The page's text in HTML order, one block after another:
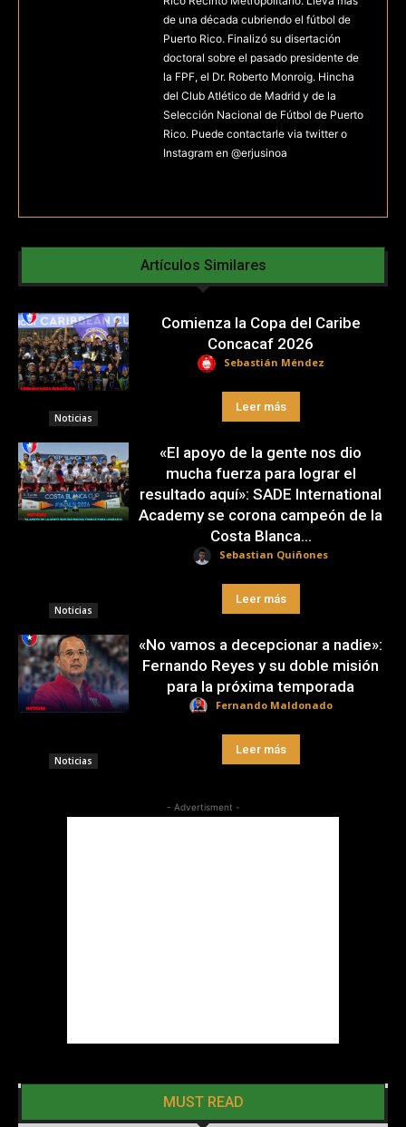
de una década cubriendo el fútbol de
Puerto Rico. Finalizó su disertación
doctoral sobre el pasado presidente de
la FPF, el Dr. Roberto Monroig. Hincha
del Club Atlético de Madrid y de la
Selección Nacional de Fútbol de Puerto
Rico. Puede contactarle via twitter o
Instagram en @erjusinoa
Artículos Similares
Noticias
Comienza la Copa del Caribe
Concacaf 2026
Sebastián Méndez
Leer más
Noticias
«El apoyo de la gente nos dio
mucha fuerza para lograr el
resultado aquí»: SADE International
Academy se corona campeón de la
Costa Blanca...
Sebastian Quiñones
Leer más
Noticias
«No vamos a decepcionar a nadie»:
Fernando Reyes y su doble misión
para la próxima temporada
Fernando Maldonado
Leer más
- Advertisment -
MUST READ